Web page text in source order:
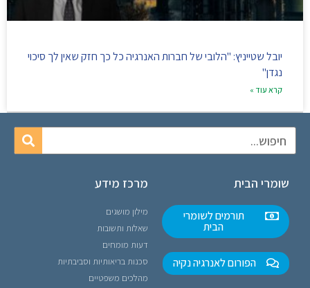
יובל שטייניץ: "הלובי של חברות האנרגיה כל כך חזק שאין לך סיכוי
נגדן"
קרא עוד »
שומרי הבית
תורמים לשומרי
הבית
הפורום לאנרגיה נקיה
מרכז מידע
מילון מושגים
שאלות ותשובות
דעות מומחים
סכנות בריאותיות וסביבתיות
מהלכים משפטיים